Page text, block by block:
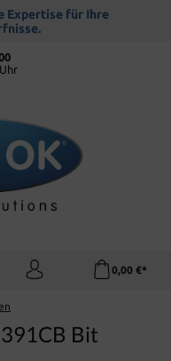
Expertise für Ihre
0,00 €*
Bit